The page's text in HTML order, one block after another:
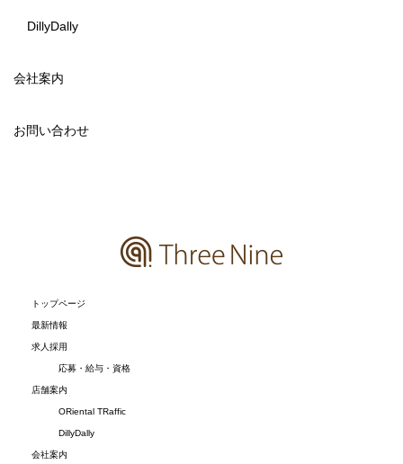
DillyDally
会社案内
お問い合わせ
トップページ
最新情報
求人採用
応募・給与・資格
店舗案内
ORiental TRaffic
DillyDally
会社案内